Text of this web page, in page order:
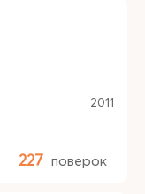
2011
227 поверок